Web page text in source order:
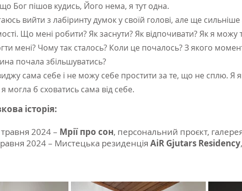
Бог пішов кудись, Його нема, я тут одна.
вийти з лабіринту думок у своїй голові, але ще
Що мені робити? Як заснути? Як відпочивати? Як я
мені? Чому так сталось? Коли це почалось? З якого
почала збільшуватись?
сама себе і не можу себе простити за те, що не сплю. Я
я могла б сховатись сама від себе.
історія:
2024 – Мрії про сон, персональний проєкт,
2024 – Мистецька резиденція AiR Gjutars Residency